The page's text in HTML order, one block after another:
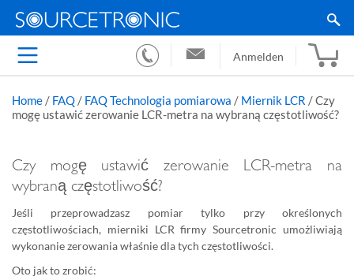
Anmelden
Home / FAQ / FAQ Technologia pomiarowa / Miernik LCR /Czy
mogę ustawić zerowanie LCR-metra na wybraną częstotliwość?
Czy mogę ustawić zerowanie LCR-metra na
wybraną częstotliwość?
Jeśli przeprowadzasz pomiar tylko przy określonych
częstotliwościach, mierniki LCR firmy Sourcetronic umożliwiają
wykonanie zerowania właśnie dla tych częstotliwości.
Oto jak to zrobić: